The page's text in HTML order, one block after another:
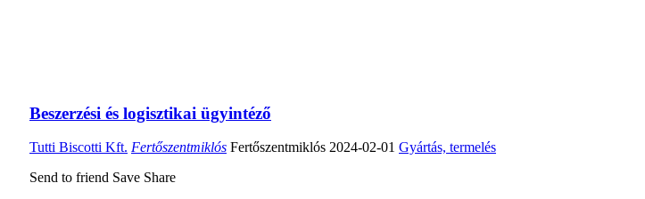
Beszerzési és logisztikai ügyintéző
Tutti Biscotti Kft. Fertőszentmiklós Fertőszentmiklós 2024-02-01 Gyártás, termelés
Send to friend Save Share